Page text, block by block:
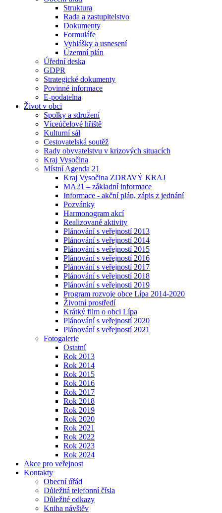
Struktura
Rada a zastupitelstvo
Dokumenty
Formuláře
Vyhlášky a usnesení
Územní plán
Úřední deska
GDPR
Strategické dokumenty
Povinné informace
E-podatelna
Život v obci
Spolky a sdružení
Víceúčelové hřiště
Kulturní sál
Cestovatelská soutěž
Rady obyvatelstvu v krizových situacích
Kraj Vysočina
Místní Agenda 21
Kraj Vysočina ZDRAVÝ KRAJ
MA21 – základní informace
Informace - akční plán, zápis z jednání
Pozvánky
Harmonogram akcí
Realizované aktivity
Plánování s veřejností 2013
Plánování s veřejností 2014
Plánování s veřejností 2015
Plánování s veřejností 2016
Plánování s veřejností 2017
Plánování s veřejností 2018
Plánování s veřejnosti 2019
Program rozvoje obce Lípa 2014-2020
Životní prostředí
Krátký film o obci Lípa
Plánování s veřejností 2020
Plánování s veřejností 2021
Fotogalerie
Ostatní
Rok 2013
Rok 2014
Rok 2015
Rok 2016
Rok 2017
Rok 2018
Rok 2019
Rok 2020
Rok 2021
Rok 2022
Rok 2023
Rok 2024
Akce pro veřejnost
Kontakty
Obecní úřád
Důležitá telefonní čísla
Důležité odkazy
Kniha návštěv